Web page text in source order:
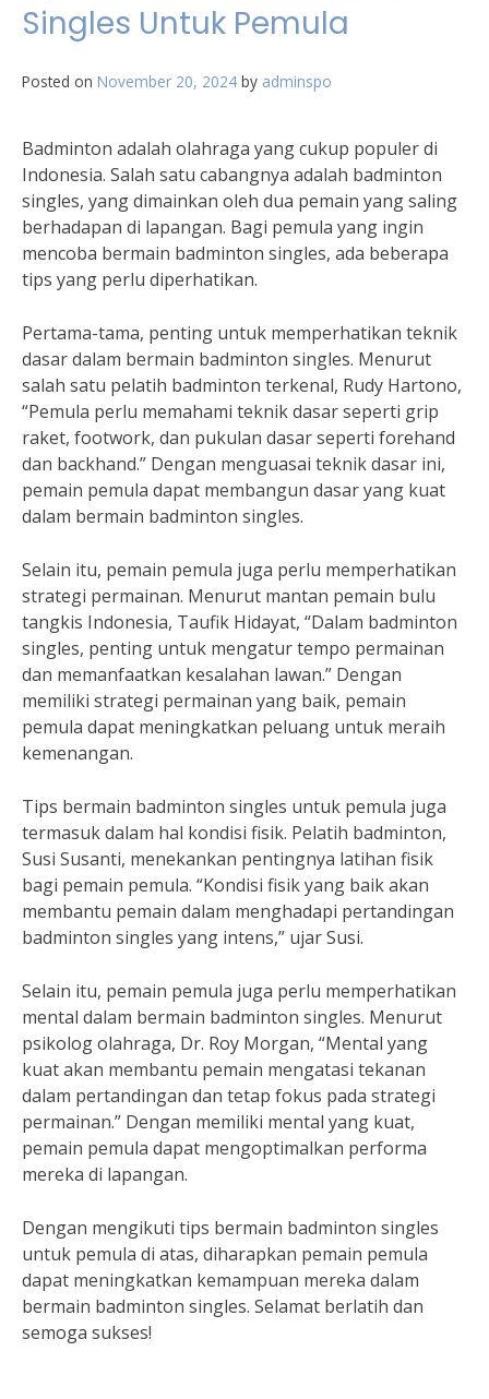
Singles Untuk Pemula
Posted on November 20, 2024 by adminspo
Badminton adalah olahraga yang cukup populer di
Indonesia. Salah satu cabangnya adalah badminton
singles, yang dimainkan oleh dua pemain yang saling
berhadapan di lapangan. Bagi pemula yang ingin
mencoba bermain badminton singles, ada beberapa
tips yang perlu diperhatikan.
Pertama-tama, penting untuk memperhatikan teknik
dasar dalam bermain badminton singles. Menurut
salah satu pelatih badminton terkenal, Rudy Hartono,
“Pemula perlu memahami teknik dasar seperti grip
raket, footwork, dan pukulan dasar seperti forehand
dan backhand.” Dengan menguasai teknik dasar ini,
pemain pemula dapat membangun dasar yang kuat
dalam bermain badminton singles.
Selain itu, pemain pemula juga perlu memperhatikan
strategi permainan. Menurut mantan pemain bulu
tangkis Indonesia, Taufik Hidayat, “Dalam badminton
singles, penting untuk mengatur tempo permainan
dan memanfaatkan kesalahan lawan.” Dengan
memiliki strategi permainan yang baik, pemain
pemula dapat meningkatkan peluang untuk meraih
kemenangan.
Tips bermain badminton singles untuk pemula juga
termasuk dalam hal kondisi fisik. Pelatih badminton,
Susi Susanti, menekankan pentingnya latihan fisik
bagi pemain pemula. “Kondisi fisik yang baik akan
membantu pemain dalam menghadapi pertandingan
badminton singles yang intens,” ujar Susi.
Selain itu, pemain pemula juga perlu memperhatikan
mental dalam bermain badminton singles. Menurut
psikolog olahraga, Dr. Roy Morgan, “Mental yang
kuat akan membantu pemain mengatasi tekanan
dalam pertandingan dan tetap fokus pada strategi
permainan.” Dengan memiliki mental yang kuat,
pemain pemula dapat mengoptimalkan performa
mereka di lapangan.
Dengan mengikuti tips bermain badminton singles
untuk pemula di atas, diharapkan pemain pemula
dapat meningkatkan kemampuan mereka dalam
bermain badminton singles. Selamat berlatih dan
semoga sukses!